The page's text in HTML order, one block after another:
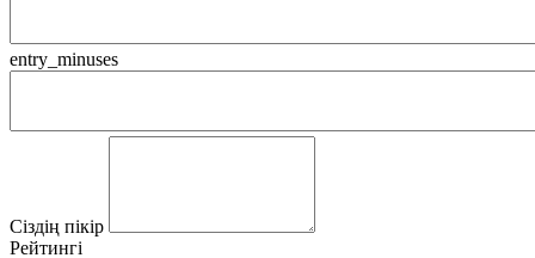
entry_minuses
Сіздің пікір
Рейтингі